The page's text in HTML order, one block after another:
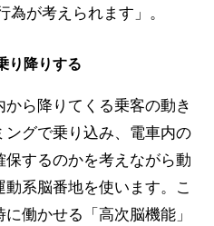
為が考えられます」。
り降りする
ら降りてくる乗客の動き
グで乗り込み、電車内の
するのかを考えながら動
系脳番地を使います。こ
働かせる「高次脳機能」